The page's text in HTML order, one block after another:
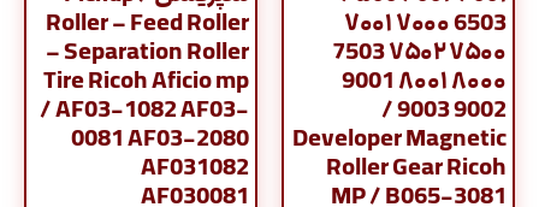
6503 ۷۰۰۰ ۷۰۰۱
۷۵۰۰ ۷۵۰۲ 7503
۸۰۰۰ ۸۰۰۱ 9001
9002 9003 /
Developer Magnetic
Roller Gear Ricoh
MP / B065-3081
Roller – Feed Roller
– Separation Roller
Tire Ricoh Aficio mp
/ AF03-1082 AF03-
0081 AF03-2080
AF031082
AF030081